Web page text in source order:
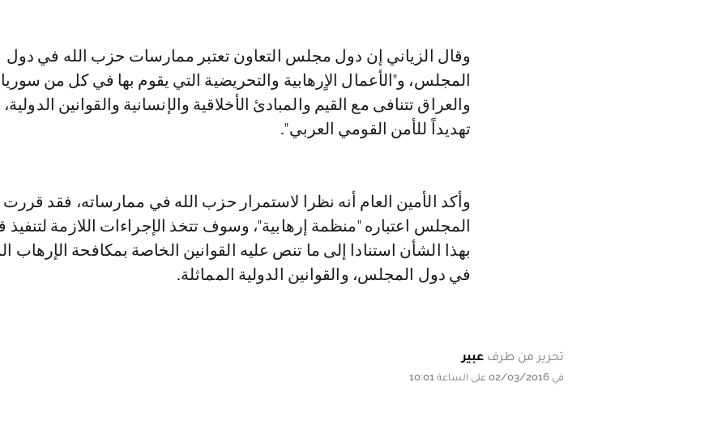
وقال الزياني إن دول مجلس التعاون تعتبر ممارسات حزب الله في دول
المجلس، و"الأعمال الاٍرهابية والتحريضية التي يقوم بها في كل من
والعراق تتنافى مع القيم والمبادئ الأخلاقية والإنسانية والقوانين
تهديداً للأمن القومي العربي".
وأكد الأمين العام أنه نظرا لاستمرار حزب الله في ممارساته، فقد
المجلس اعتباره "منظمة إرهابية"، وسوف تتخذ الإجراءات اللازمة لتنفيذ
بهذا الشأن استنادا إلى ما تنص عليه القوانين الخاصة بمكافحة الإرهاب
في دول المجلس، والقوانين الدولية المماثلة.
تحرير من طرف عبير
في 02/03/2016 على الساعة 10:01